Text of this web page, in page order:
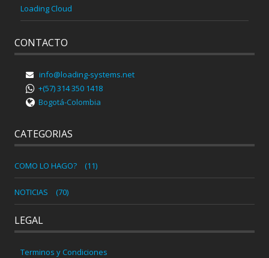
Loading Cloud
CONTACTO
info@loading-systems.net
+(57) 314 350 1418
Bogotá-Colombia
CATEGORIAS
COMO LO HAGO? (11)
NOTICIAS (70)
LEGAL
Terminos y Condiciones